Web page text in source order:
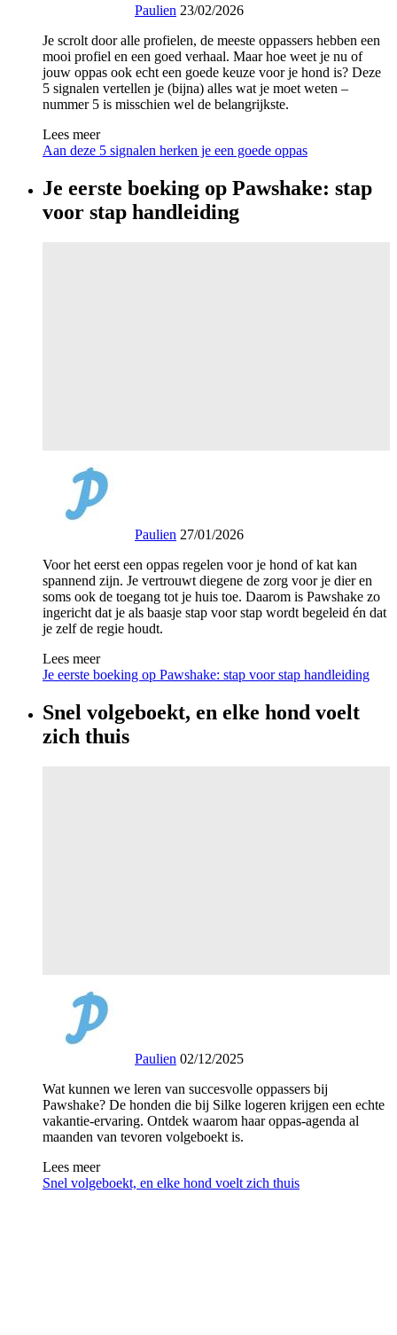
Paulien 23/02/2026
Je scrolt door alle profielen, de meeste oppassers hebben een
mooi profiel en een goed verhaal. Maar hoe weet je nu of
jouw oppas ook echt een goede keuze voor je hond is? Deze
5 signalen vertellen je (bijna) alles wat je moet weten –
nummer 5 is misschien wel de belangrijkste.
Lees meer
Aan deze 5 signalen herken je een goede oppas
Je eerste boeking op Pawshake: stap
voor stap handleiding
Paulien 27/01/2026
Voor het eerst een oppas regelen voor je hond of kat kan
spannend zijn. Je vertrouwt diegene de zorg voor je dier en
soms ook de toegang tot je huis toe. Daarom is Pawshake zo
ingericht dat je als baasje stap voor stap wordt begeleid én dat
je zelf de regie houdt.
Lees meer
Je eerste boeking op Pawshake: stap voor stap handleiding
Snel volgeboekt, en elke hond voelt
zich thuis
Paulien 02/12/2025
Wat kunnen we leren van succesvolle oppassers bij
Pawshake? De honden die bij Silke logeren krijgen een echte
vakantie-ervaring. Ontdek waarom haar oppas-agenda al
maanden van tevoren volgeboekt is.
Lees meer
Snel volgeboekt, en elke hond voelt zich thuis